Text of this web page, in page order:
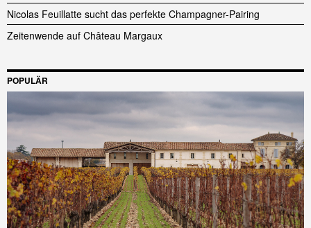
Nicolas Feuillatte sucht das perfekte Champagner-Pairing
Zeitenwende auf Château Margaux
POPULÄR